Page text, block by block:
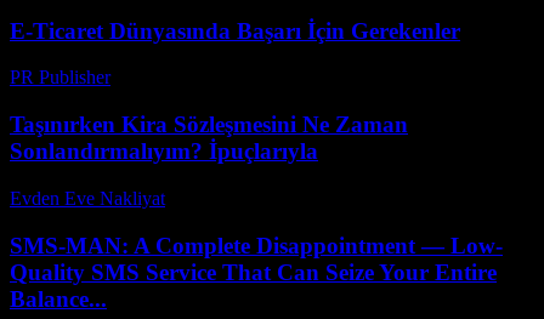
E-Ticaret Dünyasında Başarı İçin Gerekenler
PR Publisher-
Taşınırken Kira Sözleşmesini Ne Zaman
Sonlandırmalıyım? İpuçlarıyla
Evden Eve Nakliyat
SMS-MAN: A Complete Disappointment — Low-
Quality SMS Service That Can Seize Your Entire
Balance...